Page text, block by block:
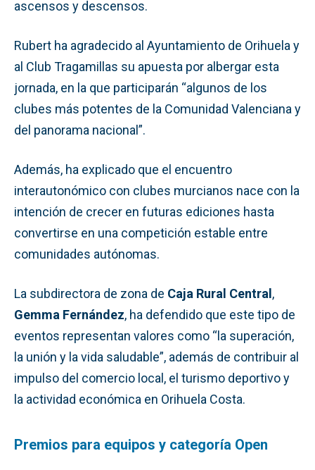
ascensos y descensos.
Rubert ha agradecido al Ayuntamiento de Orihuela y
al Club Tragamillas su apuesta por albergar esta
jornada, en la que participarán “algunos de los
clubes más potentes de la Comunidad Valenciana y
del panorama nacional”.
Además, ha explicado que el encuentro
interautonómico con clubes murcianos nace con la
intención de crecer en futuras ediciones hasta
convertirse en una competición estable entre
comunidades autónomas.
La subdirectora de zona de Caja Rural Central,
Gemma Fernández, ha defendido que este tipo de
eventos representan valores como “la superación,
la unión y la vida saludable”, además de contribuir al
impulso del comercio local, el turismo deportivo y
la actividad económica en Orihuela Costa.
Premios para equipos y categoría Open